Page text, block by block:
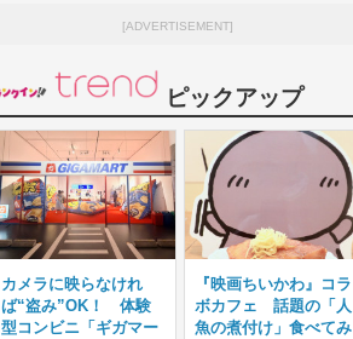
[ADVERTISEMENT]
ピックアップ
カメラに映らなけれ
ば“盗み”OK！ 体験
型コンビニ「ギガマー
『映画ちいかわ』コラ
ボカフェ 話題の「人
魚の煮付け」食べてみ